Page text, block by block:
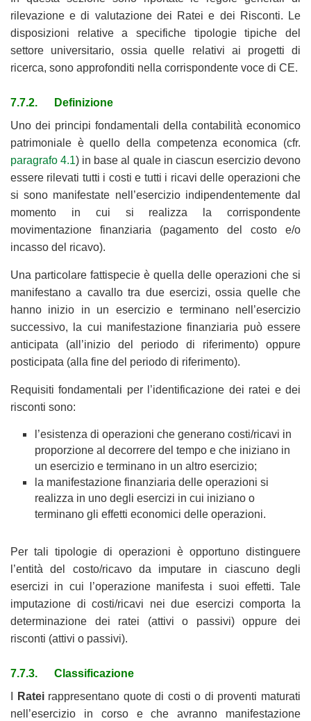
rilevazione e di valutazione dei Ratei e dei Risconti. Le
disposizioni relative a specifiche tipologie tipiche del
settore universitario, ossia quelle relativi ai progetti di
ricerca, sono approfonditi nella corrispondente voce di CE.
7.7.2. Definizione
Uno dei principi fondamentali della contabilità economico
patrimoniale è quello della competenza economica (cfr.
paragrafo 4.1) in base al quale in ciascun esercizio devono
essere rilevati tutti i costi e tutti i ricavi delle operazioni che
si sono manifestate nell’esercizio indipendentemente dal
momento in cui si realizza la corrispondente
movimentazione finanziaria (pagamento del costo e/o
incasso del ricavo).
Una particolare fattispecie è quella delle operazioni che si
manifestano a cavallo tra due esercizi, ossia quelle che
hanno inizio in un esercizio e terminano nell’esercizio
successivo, la cui manifestazione finanziaria può essere
anticipata (all’inizio del periodo di riferimento) oppure
posticipata (alla fine del periodo di riferimento).
Requisiti fondamentali per l’identificazione dei ratei e dei
risconti sono:
l’esistenza di operazioni che generano costi/ricavi in
proporzione al decorrere del tempo e che iniziano in
un esercizio e terminano in un altro esercizio;
la manifestazione finanziaria delle operazioni si
realizza in uno degli esercizi in cui iniziano o
terminano gli effetti economici delle operazioni.
Per tali tipologie di operazioni è opportuno distinguere
l’entità del costo/ricavo da imputare in ciascuno degli
esercizi in cui l’operazione manifesta i suoi effetti. Tale
imputazione di costi/ricavi nei due esercizi comporta la
determinazione dei ratei (attivi o passivi) oppure dei
risconti (attivi o passivi).
7.7.3. Classificazione
Ratei rappresentano quote di costi o di proventi maturati
nell’esercizio in corso e che avranno manifestazione